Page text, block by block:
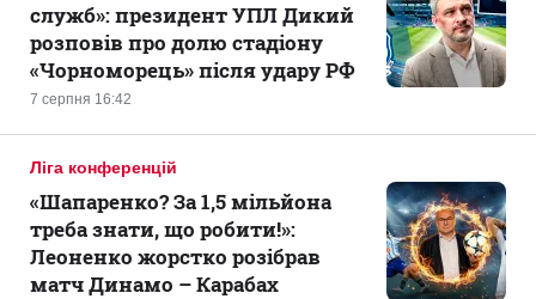
7 серпня 16:42
служб»: президент УПЛ Дикий
розповів про долю стадіону
«Чорноморець» після удару РФ
Ліга конференцій
«Шапаренко? За 1,5 мільйона
треба знати, що робити!»:
Леоненко жорстко розібрав
матч Динамо – Карабах